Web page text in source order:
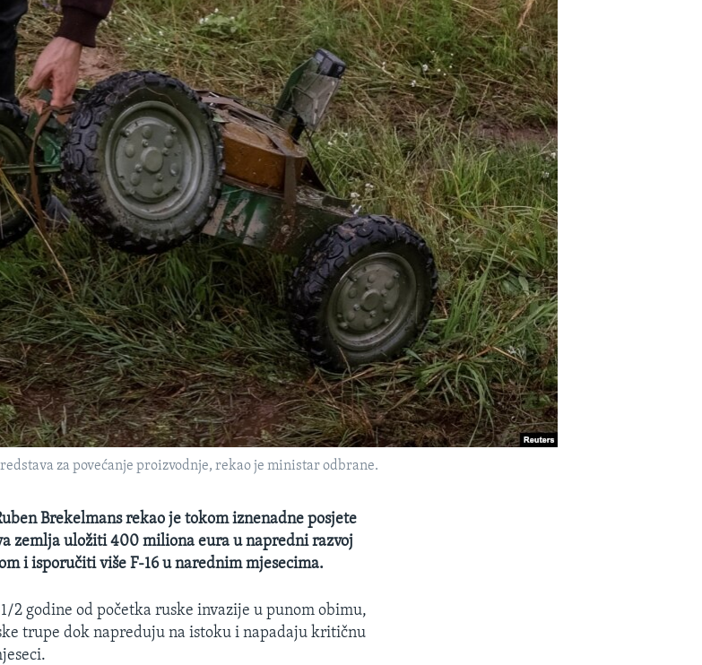
za povećanje proizvodnje, rekao je ministar odbrane.
Brekelmans rekao je tokom iznenadne posjete
zemlja uložiti 400 miliona eura u napredni razvoj
i isporučiti više F-16 u narednim mjesecima.
2 godine od početka ruske invazije u punom obimu,
trupe dok napreduju na istoku i napadaju kritičnu